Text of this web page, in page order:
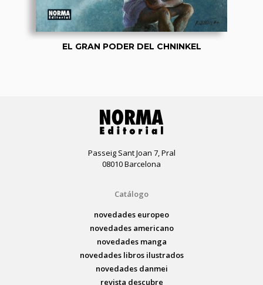
EL GRAN PODER DEL CHNINKEL
Passeig Sant Joan 7, Pral
08010 Barcelona
Catálogo
novedades europeo
novedades americano
novedades manga
novedades libros ilustrados
novedades danmei
revista descubre